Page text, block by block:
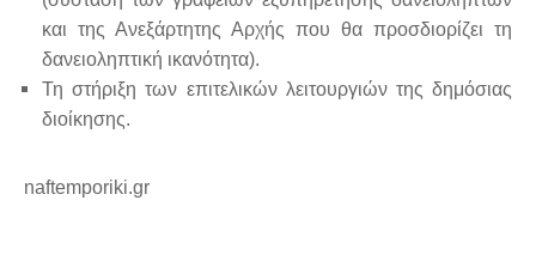
και της Ανεξάρτητης Αρχής που θα προσδιορίζει τη
δανειοληπτική ικανότητα).
Τη στήριξη των επιτελικών λειτουργιών της δημόσιας
διοίκησης.
naftemporiki.gr